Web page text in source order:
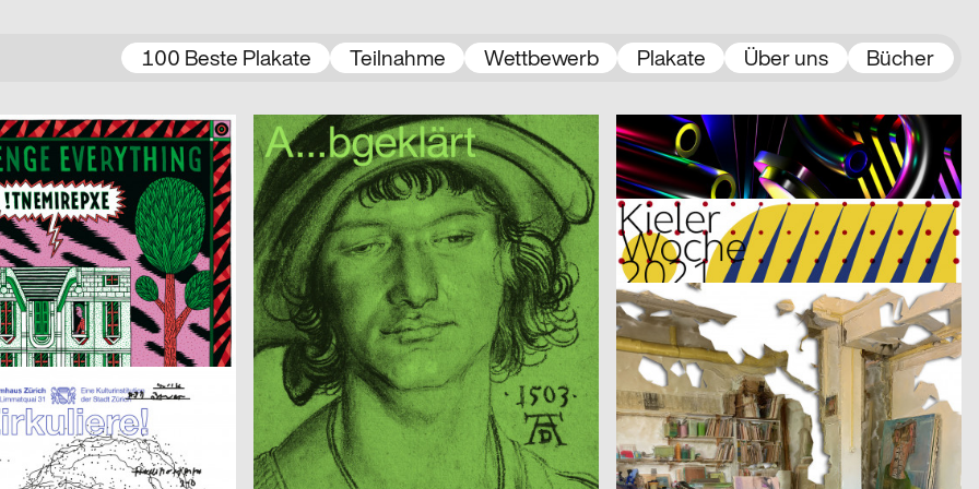
100 Beste Plakate Teilnahme Wettbewerb Plakate Über uns Bücher
D
2021
Vlisco
Beton – Gruppe für Gestaltung A
2021
Jamy Herrmann CH
2021
Restart – Montreux Jazz Festival 2021
Luft D
2021
Miriam Häfele D
2021
Alles ist hin
Claudiabasel Grafik & Interaktion CH
2021
Kieler Woche 2021
Imma Caretta, Gianluca Flütsch, Giannoulas Dimitris CH
2021
Verena Mack D
2021
Human Parasite
Roueche Denis, Studio Fondamenta CH
2021
Etudes d’espace [Raumstudien] n° 1-52 – Visarte Vaud
CH Isabell Hammelbeck, Jana Michael D
2021
Artificial Sexism
2xGoldstein
2021
Architecture Infrastructure Landscape – Construction and Representation of the Territory in Latin America [Architektur Infrastruktur Landschaft – Konstruktion und Repräsentation des Territoriums in Lateinamerika]
CH
2021
3007 A
2021
3007 A
2021